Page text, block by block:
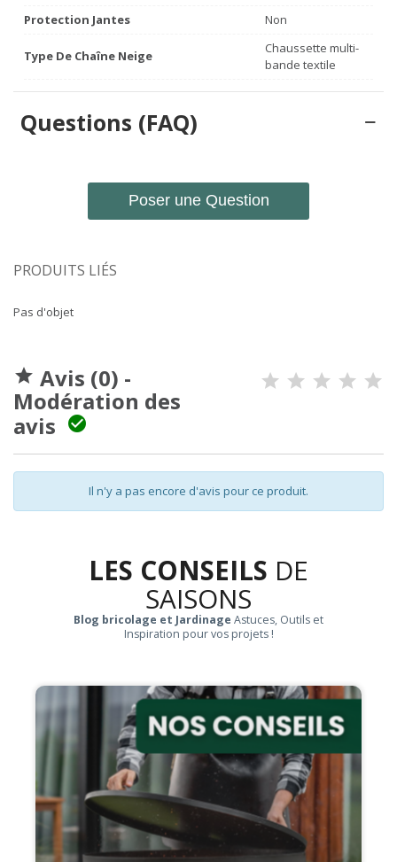
Protection Jantes Non
Type De Chaîne Neige
Chaussette multi-
bande textile
Questions (FAQ)
Poser une Question
PRODUITS LIÉS
Pas d'objet
 Avis (0) -
Modération des
avis

Il n'y a pas encore d'avis pour ce produit.
LES CONSEILS DE
SAISONS
Blog bricolage et Jardinage Astuces, Outils et
Inspiration pour vos projets !